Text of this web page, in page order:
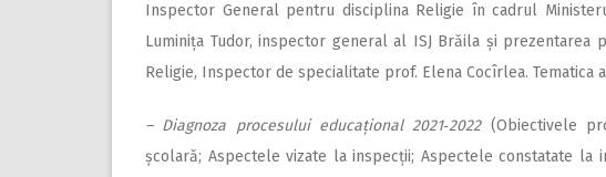
Inspector General pentru disciplina Religie în cadrul
Luminița Tudor, inspector general al ISJ Brăila și
Religie, Inspector de specialitate prof. Elena Cocîrlea. Tematica
– Diagnoza procesului edu­ca­țio­nal 2021‑2022(Obiectivele
școlară; Aspectele vizate la inspecții; Aspectele constatate la